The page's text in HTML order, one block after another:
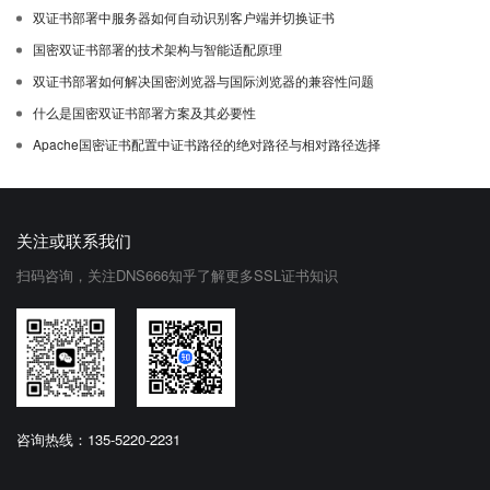
双证书部署中服务器如何自动识别客户端并切换证书
国密双证书部署的技术架构与智能适配原理
双证书部署如何解决国密浏览器与国际浏览器的兼容性问题
什么是国密双证书部署方案及其必要性
Apache国密证书配置中证书路径的绝对路径与相对路径选择
关注或联系我们
扫码咨询，关注DNS666知乎了解更多SSL证书知识
咨询热线：135-5220-2231